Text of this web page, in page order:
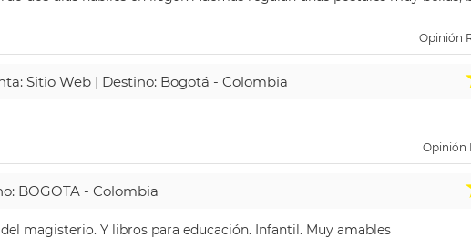
Opinión
Sitio Web | Destino: Bogotá - Colombia
Opinión
BOGOTA - Colombia
magisterio. Y libros para educación. Infantil. Muy amables